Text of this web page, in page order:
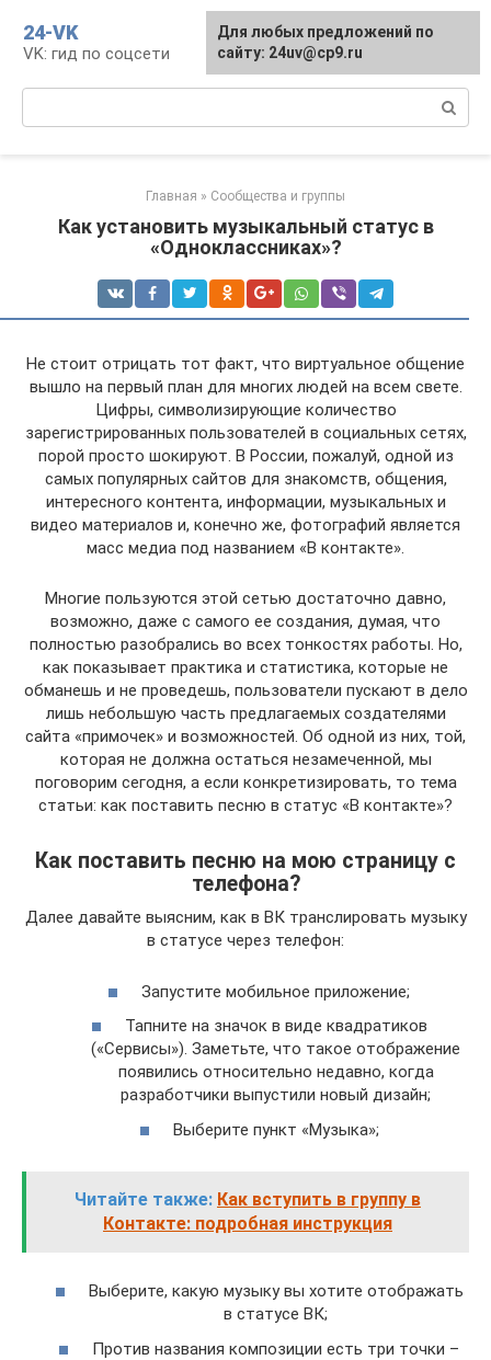
контенту
24-VK
VK: гид по соцсети
Главная » Сообщества и группы
Как установить музыкальный статус в
«Одноклассниках»?
Не стоит отрицать тот факт, что виртуальное общение
вышло на первый план для многих людей на всем свете.
Цифры, символизирующие количество
зарегистрированных пользователей в социальных сетях,
порой просто шокируют. В России, пожалуй, одной из
самых популярных сайтов для знакомств, общения,
интересного контента, информации, музыкальных и
видео материалов и, конечно же, фотографий является
масс медиа под названием «В контакте».
Многие пользуются этой сетью достаточно давно,
возможно, даже с самого ее создания, думая, что
полностью разобрались во всех тонкостях работы. Но,
как показывает практика и статистика, которые не
обманешь и не проведешь, пользователи пускают в дело
лишь небольшую часть предлагаемых создателями
сайта «примочек» и возможностей. Об одной из них, той,
которая не должна остаться незамеченной, мы
поговорим сегодня, а если конкретизировать, то тема
статьи: как поставить песню в статус «В контакте»?
Как поставить песню на мою страницу с
телефона?
Далее давайте выясним, как в ВК транслировать музыку
в статусе через телефон:
Запустите мобильное приложение;
Тапните на значок в виде квадратиков
(«Сервисы»). Заметьте, что такое отображение
появились относительно недавно, когда
разработчики выпустили новый дизайн;
Выберите пункт «Музыка»;
Читайте также: Как вступить в группу в
Контакте: подробная инструкция
Выберите, какую музыку вы хотите отображать
в статусе ВК;
Против названия композиции есть три точки –
Для любых предложений по
сайту: 24uv@cp9.ru